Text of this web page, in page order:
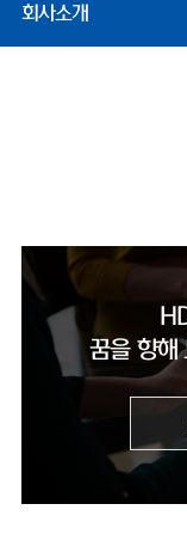
회사소개
꿈을 향해